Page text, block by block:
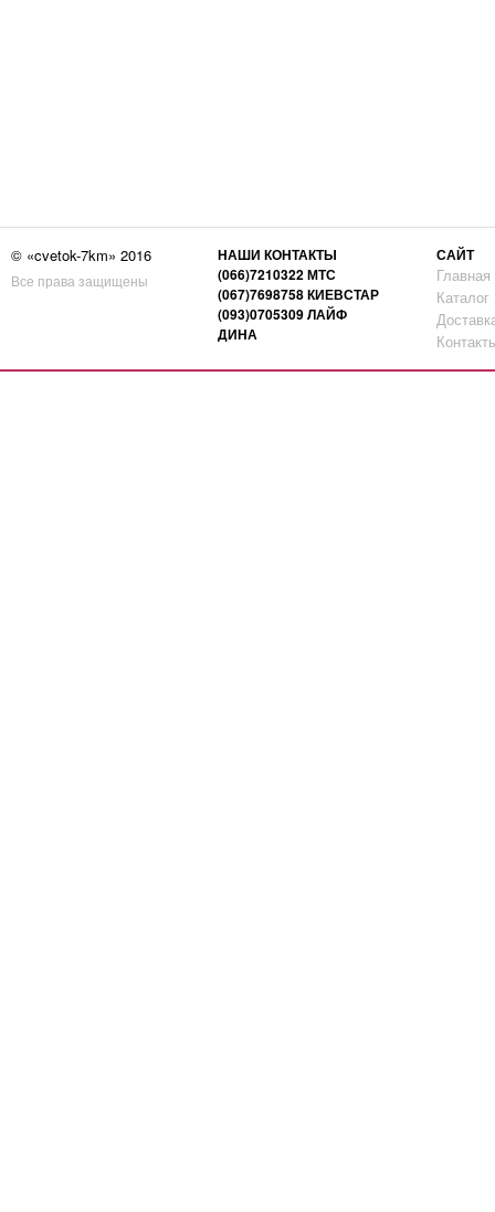
© «cvetok-7km» 2016
Все права защищены
НАШИ КОНТАКТЫ
(066)7210322 МТС
(067)7698758 КИЕВСТАР
(093)0705309 ЛАЙФ
ДИНА
САЙТ
Главная
Каталог